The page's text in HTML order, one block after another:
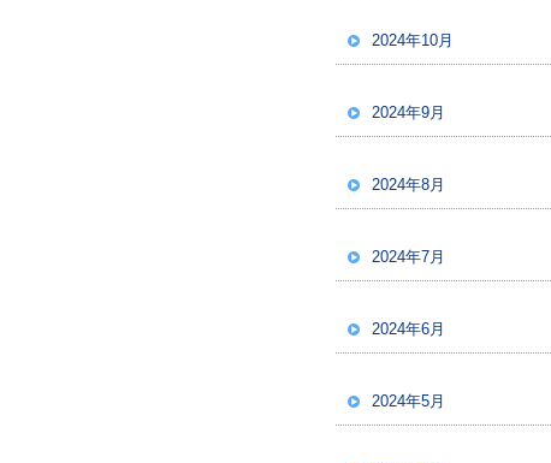
2024年10月
2024年9月
2024年8月
2024年7月
2024年6月
2024年5月